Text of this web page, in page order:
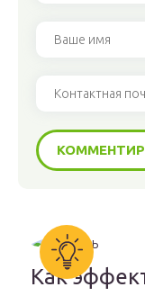
Как